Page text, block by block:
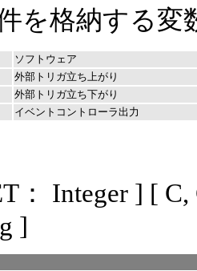
を格納する
ソフトウェア
外部トリガ立ち上がり
外部トリガ立ち下がり
イベントコントローラ出力
： Integer ] [ C,
]